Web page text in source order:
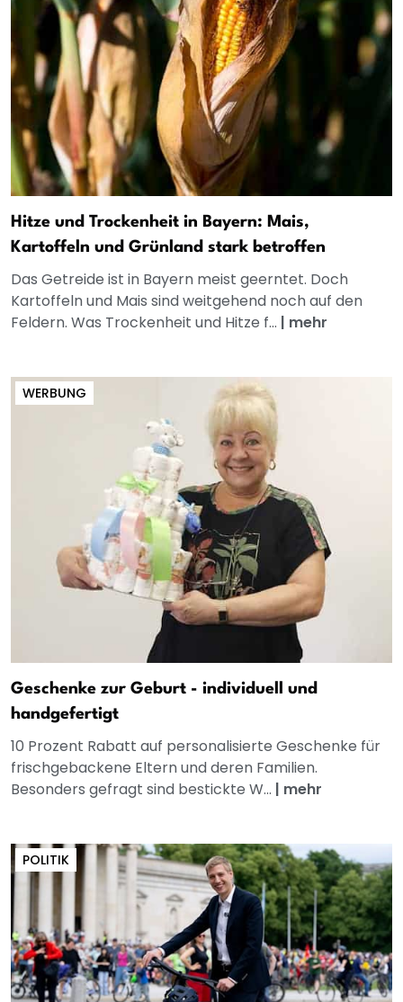
Hitze und Trockenheit in Bayern: Mais,
Kartoffeln und Grünland stark betroffen
Das Getreide ist in Bayern meist geerntet. Doch
Kartoffeln und Mais sind weitgehend noch auf den
Feldern. Was Trockenheit und Hitze f... | mehr
WERBUNG
Geschenke zur Geburt - individuell und
handgefertigt
10 Prozent Rabatt auf personalisierte Geschenke für
frischgebackene Eltern und deren Familien.
Besonders gefragt sind bestickte W... | mehr
POLITIK